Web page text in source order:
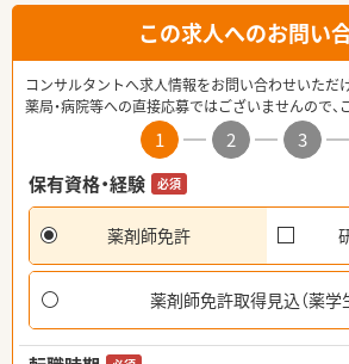
この求人へのお問い
コンサルタントへ求人情報をお問い合わせいただ
薬局・病院等への直接応募ではございませんので、
1 2 3
保有資格・経験
必須
薬剤師免許
薬剤師免許取得見込（薬学